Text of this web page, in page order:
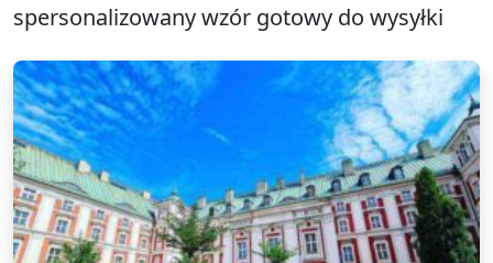
spersonalizowany wzór gotowy do wysyłki